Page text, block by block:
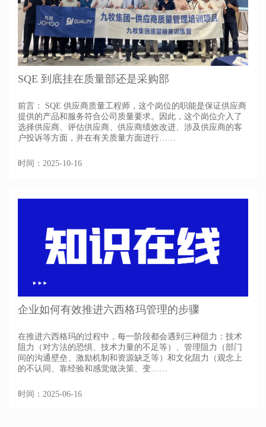
SQE 到底挂在质量部还是采购部
前言： SQE 供应商质量工程师，这个岗位的职能是保证供应商
提供的产品和服务符合公司质量要求。因此，这个岗位介入了
选择供应商、评估供应商、供应商绩效改进、涉及供应商的客
户投诉等方面，并在有关质量方面进行……
时间：2025-10-16
企业如何有效推进六西格玛管理的步骤
在推进六西格玛的过程中，每一阶段都会遇到三种阻力：技术
阻力（对方法的恐惧、技术力量的不足等）、管理阻力（部门
间的沟通壁垒、激励机制和资源缺乏等）和文化阻力（观念上
的不认同、靠经验和感觉做决策、变……
时间：2025-06-16